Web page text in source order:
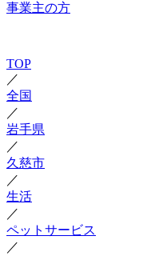
事業主の方
TOP
／
全国
／
岩手県
／
久慈市
／
生活
／
ペットサービス
／